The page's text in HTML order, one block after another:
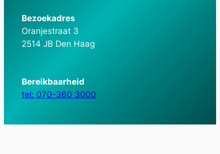
Bezoekadres
Oranjestraat 3
2514 JB Den Haag
Bereikbaarheid
tel: 070-360 3000